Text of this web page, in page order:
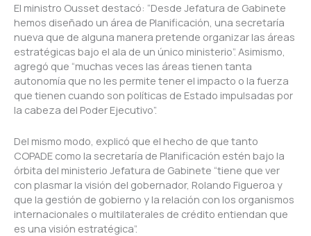
El ministro Ousset destacó: “Desde Jefatura de Gabinete
hemos diseñado un área de Planificación, una secretaría
nueva que de alguna manera pretende organizar las áreas
estratégicas bajo el ala de un único ministerio”. Asimismo,
agregó que “muchas veces las áreas tienen tanta
autonomía que no les permite tener el impacto o la fuerza
que tienen cuando son políticas de Estado impulsadas por
la cabeza del Poder Ejecutivo”.
Del mismo modo, explicó que el hecho de que tanto
COPADE como la secretaría de Planificación estén bajo la
órbita del ministerio Jefatura de Gabinete “tiene que ver
con plasmar la visión del gobernador, Rolando Figueroa y
que la gestión de gobierno y la relación con los organismos
internacionales o multilaterales de crédito entiendan que
es una visión estratégica”.